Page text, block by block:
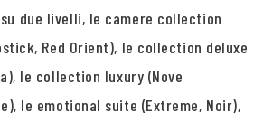
due livelli, le camere collection
Red Orient), le collection deluxe
le collection luxury (Nove
le emotional suite (Extreme, Noir),